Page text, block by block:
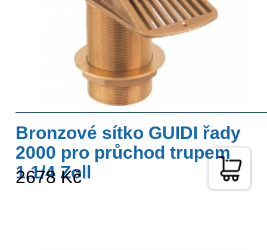
Bronzové sítko GUIDI řady
2000 pro průchod trupem
1,1/4 Zoll
2678 Kč